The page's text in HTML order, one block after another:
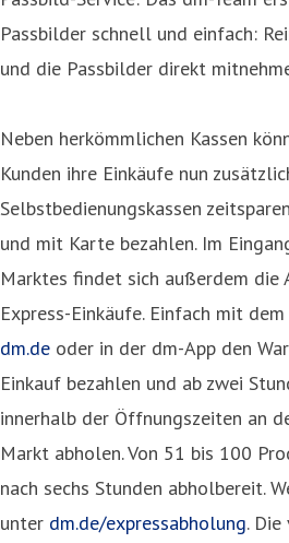
Passbilder schnell und einfach:
und die Passbilder direkt
Neben herkömmlichen Kassen
Kunden ihre Einkäufe nun
Selbstbedienungskassen
und mit Karte bezahlen. Im
Marktes findet sich außerdem
Express-Einkäufe. Einfach mit
dm.de oder in der dm-App den
Einkauf bezahlen und ab zwei
innerhalb der Öffnungszeiten an
Markt abholen. Von 51 bis 100
nach sechs Stunden abholbereit.
unter dm.de/expressabholung.